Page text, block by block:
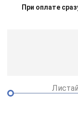
При оплате